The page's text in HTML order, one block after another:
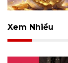
Xem Nhiều